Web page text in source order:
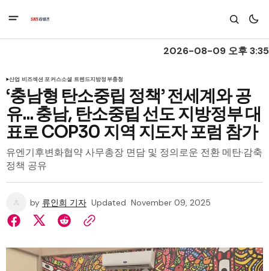
2026-08-09 오후 3:35
산업 비즈섹션 포커스소셜 트렌드지방정부충청
‘충남형 탄소중립 정책’ 전세계와 공
유... 충남, 탄소중립 선도 지방정부 대
표로 COP30 지역 지도자 포럼 참가
유엔기후변화협약 사무총장 면담 및 정의로운 전환 메탄·감축
정책 공유
by 류인희 기자 Updated November 09, 2025